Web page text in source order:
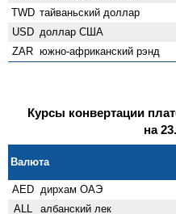
TWD тайваньский доллар
USD доллар США
ZAR южно-африканский рэнд
Курсы конвертации
на
Валюта
AED дирхам ОАЭ
ALL албанский лек